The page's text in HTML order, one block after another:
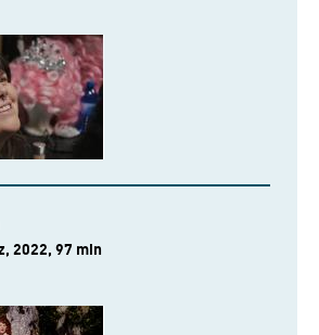
Sébastien Lifshitz, 2022, 97 min